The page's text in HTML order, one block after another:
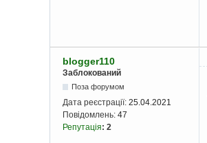
blogger110
Заблокований
Поза форумом
Дата реєстрації: 25.04.2021
Повідомлень: 47
Репутація: 2